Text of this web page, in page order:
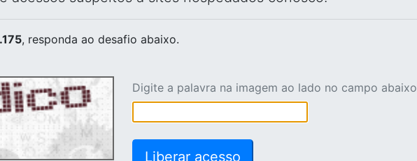
, responda ao desafio abaixo.
Digite a palavra na imagem ao lado no campo abaixo